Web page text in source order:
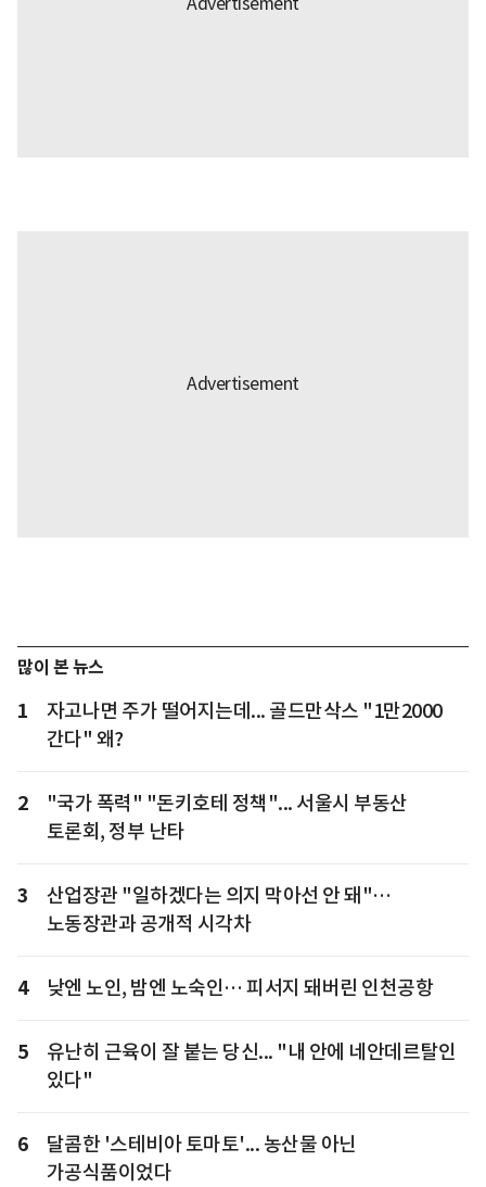
많이 본 뉴스
1
자고나면 주가 떨어지는데... 골드만삭스 "1만2000
간다" 왜?
2
"국가 폭력" "돈키호테 정책"... 서울시 부동산
토론회, 정부 난타
3
산업장관 "일하겠다는 의지 막아선 안 돼"…
노동장관과 공개적 시각차
4 낮엔 노인, 밤엔 노숙인… 피서지 돼버린 인천공항
5
유난히 근육이 잘 붙는 당신... "내 안에 네안데르탈인
있다"
6
달콤한 '스테비아 토마토'... 농산물 아닌
가공식품이었다